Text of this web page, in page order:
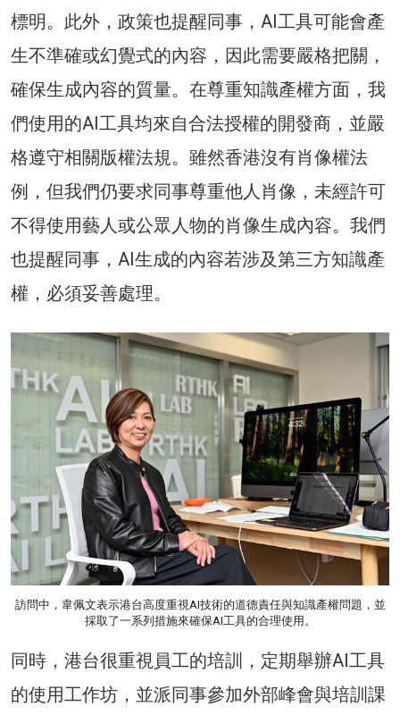
標明。此外，政策也提醒同事，AI工具可能會產
生不準確或幻覺式的內容，因此需要嚴格把關，
確保生成內容的質量。在尊重知識產權方面，我
們使用的AI工具均來自合法授權的開發商，並嚴
格遵守相關版權法規。雖然香港沒有肖像權法
例，但我們仍要求同事尊重他人肖像，未經許可
不得使用藝人或公眾人物的肖像生成內容。我們
也提醒同事，AI生成的內容若涉及第三方知識產
權，必須妥善處理。
訪問中，韋佩文表示港台高度重視AI技術的道德責任與知識產權問題，並
採取了一系列措施來確保AI工具的合理使用。
同時，港台很重視員工的培訓，定期舉辦AI工具
的使用工作坊，並派同事參加外部峰會與培訓課